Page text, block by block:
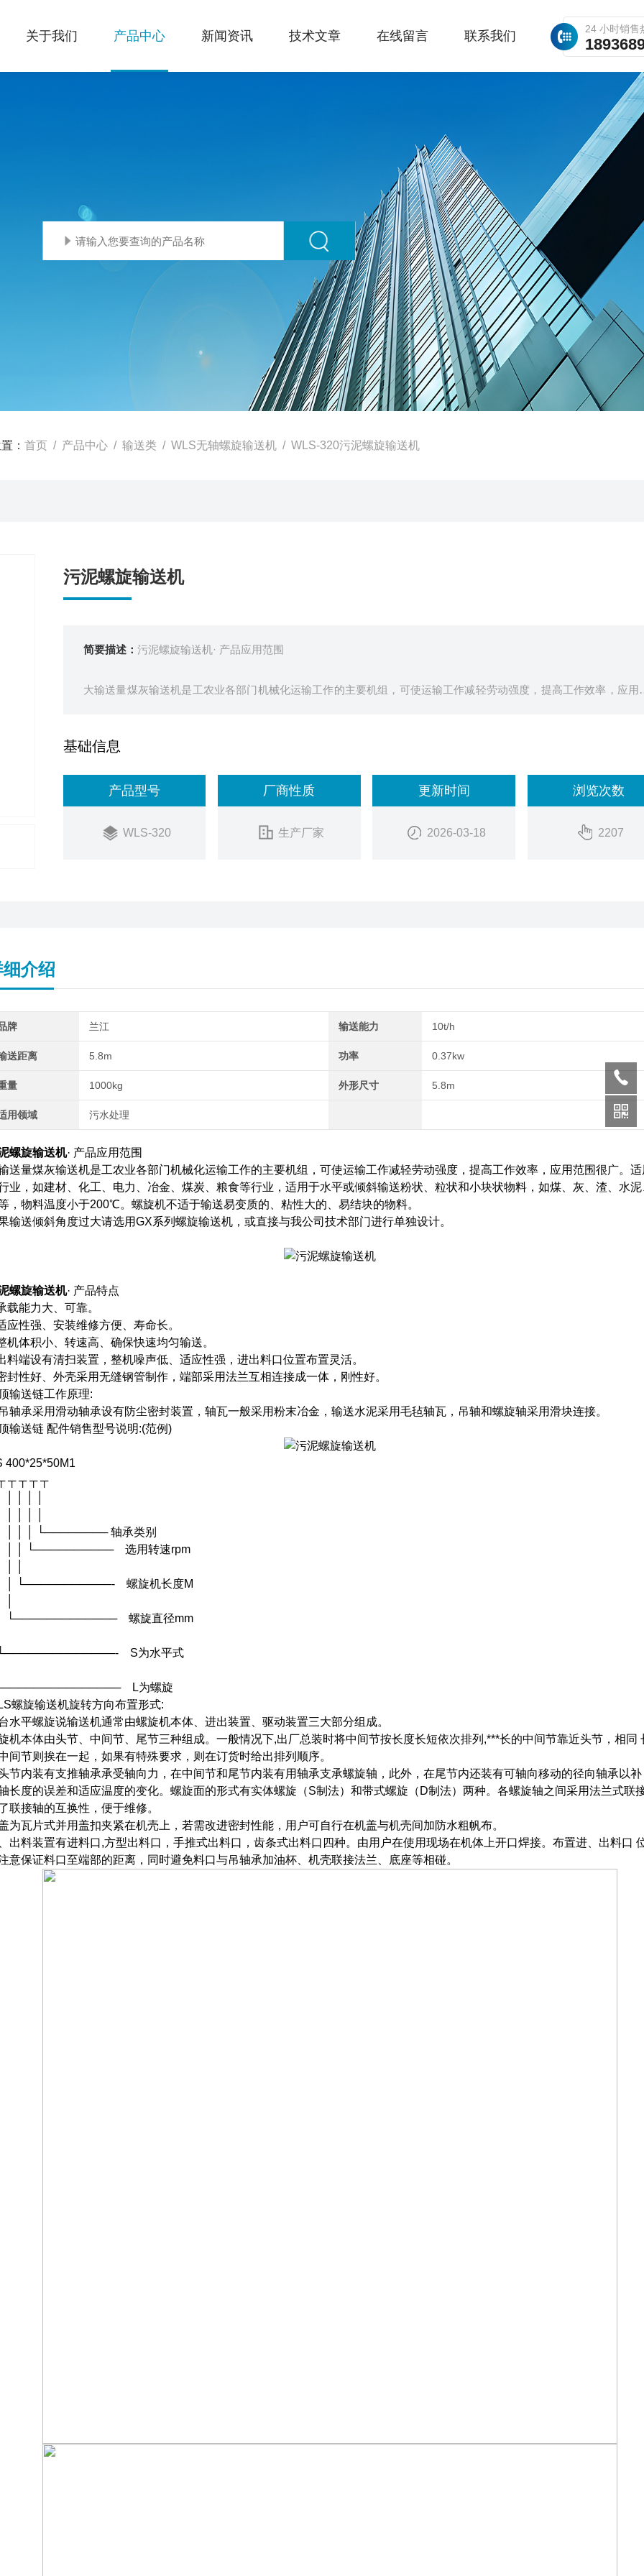
24 小时销售
关于我们 产品中心 新闻资讯 技术文章 在线留言 联系我们
： 首页 / 产品中心 / 输送类 / WLS无轴螺旋输送机 / WLS-320污泥螺旋输送机
污泥螺旋输送机
简要描述： 污泥螺旋输送机· 产品应用范围
大输送量煤灰输送机是工农业各部门机械化运输工作的主要机组，可使运输工作减轻劳动强度，提高工作效率，应用
基础信息
产品型号
WLS-320
厂商性质
生产厂家
更新时间
2026-03-18
浏览次数
2207
介绍
牌 兰江 输送能力 10t/h
送距离 5.8m 功率 0.37kw
量 1000kg 外形尺寸 5.8m
用领域 污水处理
螺旋输送机· 产品应用范围
送量煤灰输送机是工农业各部门机械化运输工作的主要机组，可使运输工作减轻劳动强度，提高工作效率，应用范围很广。
业，如建材、化工、电力、冶金、煤炭、粮食等行业，适用于水平或倾斜输送粉状、粒状和小块状物料，如煤、灰、渣、水
，物料温度小于200℃。螺旋机不适于输送易变质的、粘性大的、易结块的物料。
输送倾斜角度过大请选用GX系列螺旋输送机，或直接与我公司技术部门进行单独设计。
螺旋输送机· 产品特点
载能力大、可靠。
应性强、安装维修方便、寿命长。
机体积小、转速高、确保快速均匀输送。
料端设有清扫装置，整机噪声低、适应性强，进出料口位置布置灵活。
封性好、外壳采用无缝钢管制作，端部采用法兰互相连接成一体，刚性好。
输送链工作原理:
轴承采用滑动轴承设有防尘密封装置，轴瓦一般采用粉末冶金，输送水泥采用毛毡轴瓦，吊轴和螺旋轴采用滑块连接。
输送链 配件销售型号说明:(范例)
400*25*50M1
┬ ┬ ┬ ┬
│ │ │ └──────── 轴承类别
│ │ └────────── 选用转速rpm
│ └───────────- 螺旋机长度M
└───────────── 螺旋直径mm
S为水平式
L为螺旋
螺旋输送机旋转方向布置形式:
水平螺旋说输送机通常由螺旋机本体、进出装置、驱动装置三大部分组成。
机本体由头节、中间节、尾节三种组成。一般情况下,出厂总装时将中间节按长度长短依次排列,***长的中间节靠近头节，相同
间节则挨在一起，如果有特殊要求，则在订货时给出排列顺序。
节内装有支推轴承承受轴向力，在中间节和尾节内装有用轴承支承螺旋轴，此外，在尾节内还装有可轴向移动的径向轴承以补
长度的误差和适应温度的变化。螺旋面的形式有实体螺旋（S制法）和带式螺旋（D制法）两种。各螺旋轴之间采用法兰式联
联接轴的互换性，便于维修。
为瓦片式并用盖扣夹紧在机壳上，若需改进密封性能，用户可自行在机盖与机壳间加防水粗帆布。
出料装置有进料口,方型出料口，手推式出料口，齿条式出料口四种。由用户在使用现场在机体上开口焊接。布置进、出料口
意保证料口至端部的距离，同时避免料口与吊轴承加油杯、机壳联接法兰、底座等相碰。